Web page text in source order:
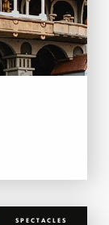
SPECTACLES